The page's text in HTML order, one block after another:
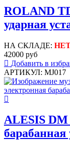
ROLAND
ударная
НА СКЛАДЕ:
42000 руб
Добавить в
АРТИКУЛ: MJ017
ALESIS
барабанная